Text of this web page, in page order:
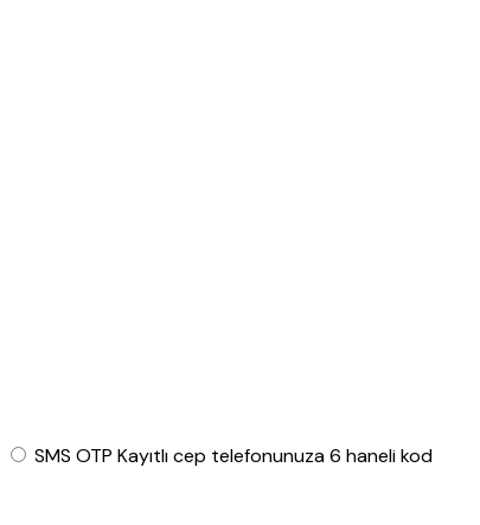
SMS OTP Kayıtlı cep telefonunuza 6 haneli kod